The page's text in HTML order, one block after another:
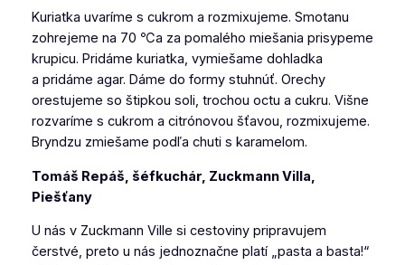
Kuriatka uvaríme s cukrom a rozmixujeme. Smotanu
zohrejeme na 70 ℃a za pomalého miešania prisypeme
krupicu. Pridáme kuriatka, vymiešame dohladka
a pridáme agar. Dáme do formy stuhnúť. Orechy
orestujeme so štipkou soli, trochou octu a cukru. Višne
rozvaríme s cukrom a citrónovou šťavou, rozmixujeme.
Bryndzu zmiešame podľa chuti s karamelom.
Tomáš Repáš, šéfkuchár, Zuckmann Villa,
Piešťany
U nás v Zuckmann Ville si cestoviny pripravujem
čerstvé, preto u nás jednoznačne platí „pasta a basta!“